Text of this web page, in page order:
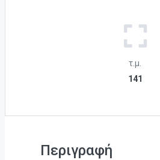
τ.μ.
141
Περιγραφή